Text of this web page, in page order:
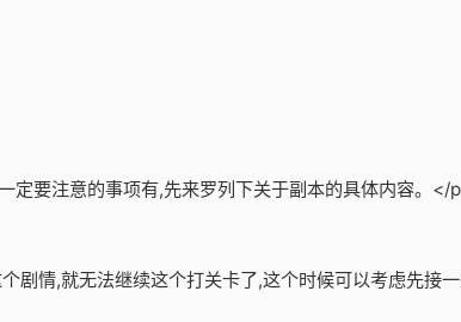
定要注意的事项有,先来罗列下关于副本的具体内容。</
剧情,就无法继续这个打关卡了,这个时候可以考虑先接